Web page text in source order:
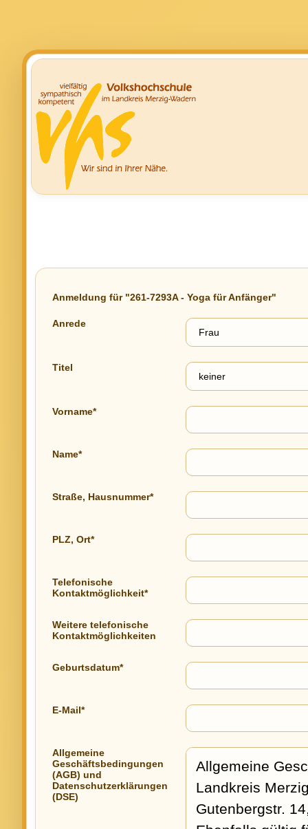
Anmeldung für "261-7293A - Yoga für Anfänger"
Anrede
Titel
Vorname*
Name*
Straße, Hausnummer*
PLZ, Ort*
Telefonische
Kontaktmöglichkeit*
Weitere telefonische
Kontaktmöglichkeiten
Geburtsdatum*
E-Mail*
Allgemeine
Geschäftsbedingungen
(AGB) und
Datenschutzerklärungen
(DSE)